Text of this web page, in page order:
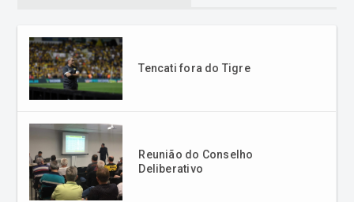
Tencati fora do Tigre
Reunião do Conselho
Deliberativo